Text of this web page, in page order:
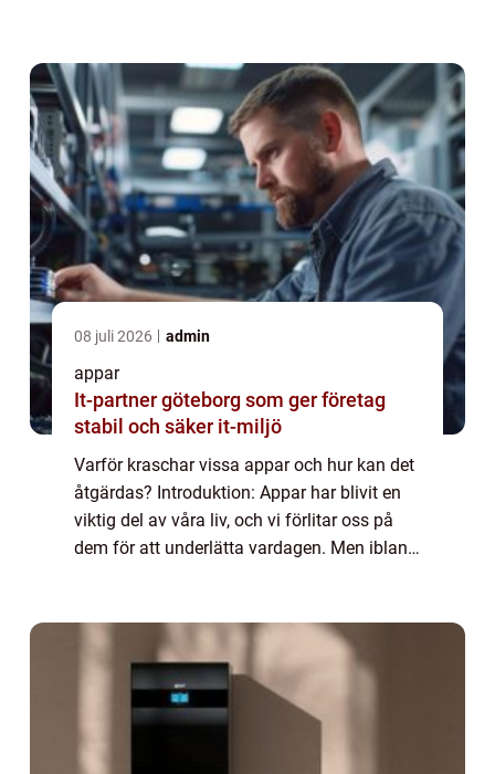
08 juli 2026 admin
appar
It-partner göteborg som ger företag
stabil och säker it-miljö
Varför kraschar vissa appar och hur kan det
åtgärdas? Introduktion: Appar har blivit en
viktig del av våra liv, och vi förlitar oss på
dem för att underlätta vardagen. Men ibland